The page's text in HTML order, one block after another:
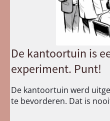
De kantoortuin is
experiment. Punt!
De kantoortuin werd
te bevorderen. Dat is